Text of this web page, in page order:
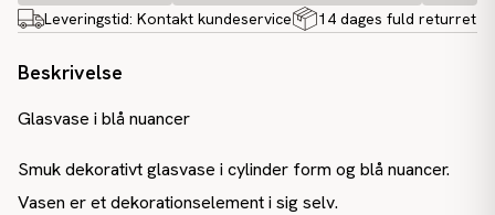
Leveringstid: Kontakt kundeservice 14 dages fuld returret
Beskrivelse
Glasvase i blå nuancer
Smuk dekorativt glasvase i cylinder form og blå nuancer.
Vasen er et dekorationselement i sig selv.